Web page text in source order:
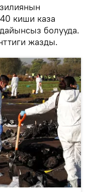
киши каза
болууда.
жазды.